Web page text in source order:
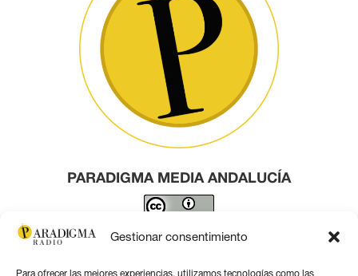
Gestionar consentimiento
Para ofrecer las mejores experiencias, utilizamos tecnologías como las
PARADIGMA MEDIA ANDALUCÍA
Este obra está bajo una licencia de Creative Commons